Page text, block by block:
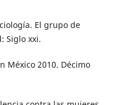
El grupo de
Siglo xxi.
México 2010. Décimo